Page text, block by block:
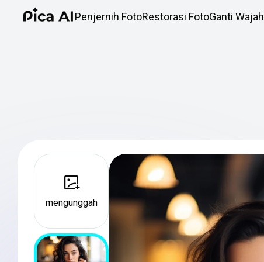
Penjernih FotoRestorasi FotoGanti Wajah
mengunggah